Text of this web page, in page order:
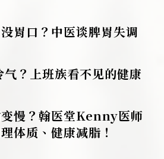
胃口？中医谈脾胃失调
？上班族看不见的健康
慢？翰医堂Kenny医师
体质、健康减脂！